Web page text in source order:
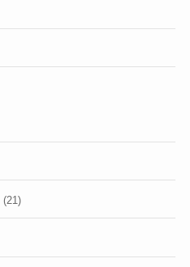
(21)